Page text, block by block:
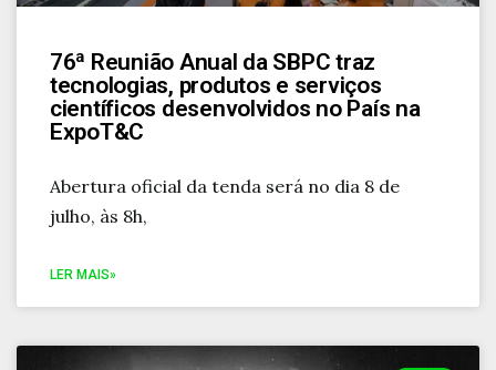
76ª Reunião Anual da SBPC traz
tecnologias, produtos e serviços
científicos desenvolvidos no País na
ExpoT&C
Abertura oficial da tenda será no dia 8 de
julho, às 8h,
LER MAIS»